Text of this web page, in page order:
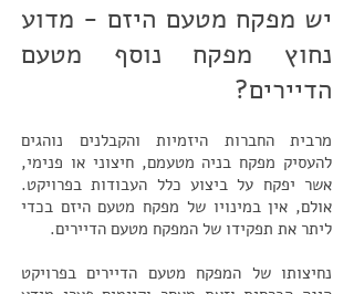
יש מפקח מטעם היזם - מדוע
נחוץ מפקח נוסף מטעם
הדיירים?
מרבית החברות היזמיות והקבלנים נוהגים
להעסיק מפקח בניה מטעמם, חיצוני או פנימי,
אשר יפקח על ביצוע כלל העבודות בפרויקט.
אולם, אין במינויו של מפקח מטעם היזם בכדי
ליתר את תפקידו של המפקח מטעם הדיירים.
נחיצותו של המפקח מטעם הדיירים בפרויקט